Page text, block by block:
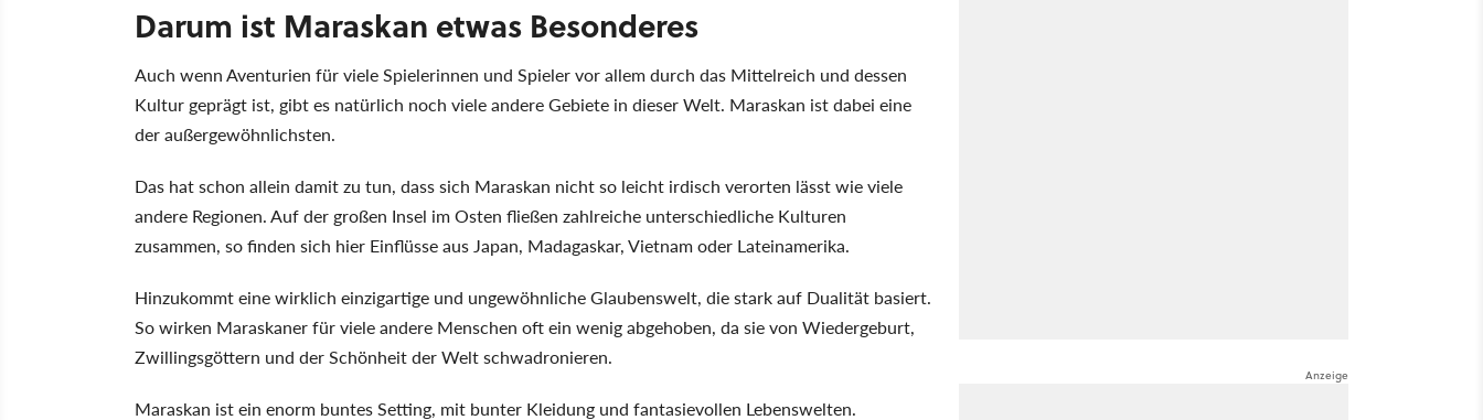
Darum ist Maraskan etwas Besonderes
Auch wenn Aventurien für viele Spielerinnen und Spieler vor allem durch das Mittelreich und dessen
Kultur geprägt ist, gibt es natürlich noch viele andere Gebiete in dieser Welt. Maraskan ist dabei eine
der außergewöhnlichsten.
Das hat schon allein damit zu tun, dass sich Maraskan nicht so leicht irdisch verorten lässt wie viele
andere Regionen. Auf der großen Insel im Osten fließen zahlreiche unterschiedliche Kulturen
zusammen, so finden sich hier Einflüsse aus Japan, Madagaskar, Vietnam oder Lateinamerika.
Hinzukommt eine wirklich einzigartige und ungewöhnliche Glaubenswelt, die stark auf Dualität basiert.
So wirken Maraskaner für viele andere Menschen oft ein wenig abgehoben, da sie von Wiedergeburt,
Zwillingsgöttern und der Schönheit der Welt schwadronieren.
Maraskan ist ein enorm buntes Setting, mit bunter Kleidung und fantasievollen Lebenswelten.